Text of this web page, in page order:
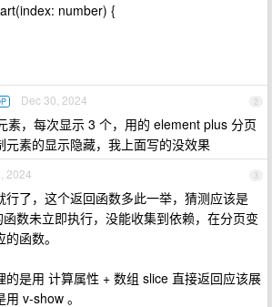
number) {
2
Dec 30, 2024
素，每次显示 3 个，用的 element plus 分页
元素的显示隐藏，我上面写的没效果
3
2024
行了，这个返回函数多此一举，猜测应该是
数未立即执行，没能收集到依赖，在分页变
函数。
的是用 计算属性 + 数组 slice 直接返回应该展
v-show 。